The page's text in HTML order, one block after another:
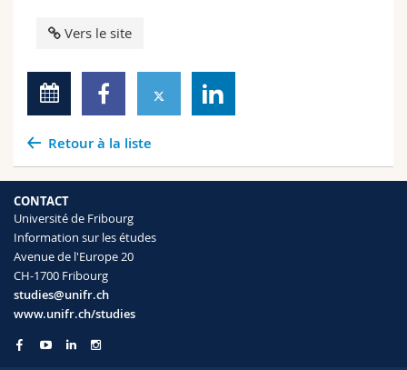
Vers le site
Retour à la liste
CONTACT
Université de Fribourg
Information sur les études
Avenue de l'Europe 20
CH-1700 Fribourg
studies@unifr.ch
www.unifr.ch/studies